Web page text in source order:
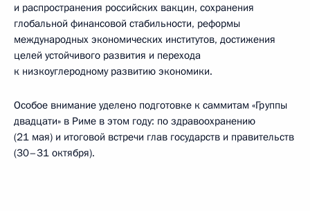
и распространения российских вакцин, сохранения
глобальной финансовой стабильности, реформы
международных экономических институтов, достижения
целей устойчивого развития и перехода
к низкоуглеродному развитию экономики.
Особое внимание уделено подготовке к саммитам «Группы
двадцати» в Риме в этом году: по здравоохранению
(21 мая) и итоговой встречи глав государств и правительств
(30–31 октября).